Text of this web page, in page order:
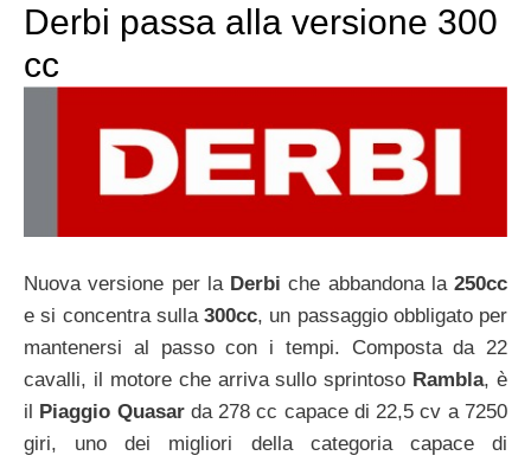
Derbi passa alla versione 300
cc
Nuova versione per la Derbiche abbandona la 250cc
e si concentra sulla 300cc, un passaggio obbligato per
mantenersi al passo con i tempi. Composta da 22
cavalli, il motore che arriva sullo sprintoso Rambla, è
il Piaggio Quasarda 278 cc capace di 22,5 cv a 7250
giri, uno dei migliori della categoria capace di